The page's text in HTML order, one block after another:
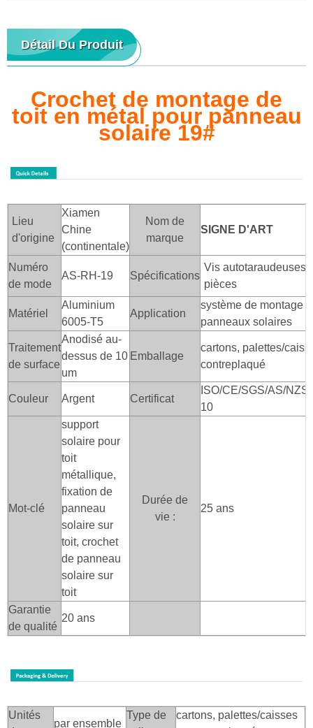
Détail Du Produit
Crochet de montage de
toit en métal pour panneau
solaire 19#
Lieu
d'origine
Xiamen
Chine
(continentale)
Nom de
marque
SIGNE D'ART
Numéro
de mode
AS-RH-19 Spécifications
Vis autotaraudeuses
pièces
Matériel
Aluminium
6005-T5
Application
système de montage
panneaux solaires
Traitement
de surface
Anodisé au-
dessus de 10
um
Emballage
cartons, palettes/
contreplaqué
Couleur Argent Certificat
ISO/CE/SGS/AS/
10
Mot-clé
support
solaire pour
toit
métallique,
fixation de
panneau
solaire sur
toit, crochet
de panneau
solaire sur
toit
Durée de
vie :
25 ans
Garantie
de qualité
20 ans
Unités
par ensemble
Type de
cartons, palettes/caisses